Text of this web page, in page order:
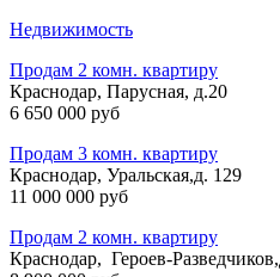
Недвижимость
Продам 2 комн. квартиру
Краснодар, Парусная, д.20
6 650 000 руб
Продам 3 комн. квартиру
Краснодар, Уральская,д. 129
11 000 000 руб
Продам 2 комн. квартиру
Краснодар, Героев-